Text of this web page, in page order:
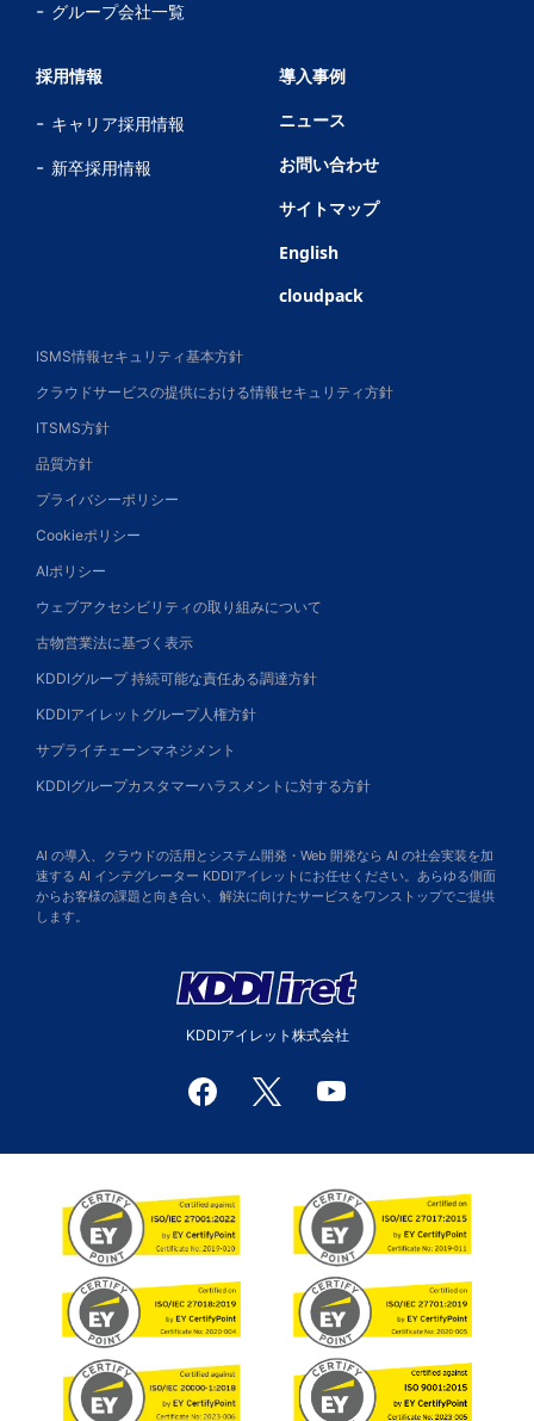
グループ会社一覧
採用情報
キャリア採用情報
新卒採用情報
導入事例
ニュース
お問い合わせ
サイトマップ
English
cloudpack
ISMS情報セキュリティ基本方針
クラウドサービスの提供における情報セキュリティ方針
ITSMS方針
品質方針
プライバシーポリシー
Cookieポリシー
AIポリシー
ウェブアクセシビリティの取り組みについて
古物営業法に基づく表示
KDDIグループ 持続可能な責任ある調達方針
KDDIアイレットグループ人権方針
サプライチェーンマネジメント
KDDIグループカスタマーハラスメントに対する方針
AI の導入、クラウドの活用とシステム開発・Web 開発なら AI の社会実装を加
速する AI インテグレーター KDDIアイレットにお任せください。あらゆる側面
からお客様の課題と向き合い、解決に向けたサービスをワンストップでご提供
します。
KDDIアイレット株式会社